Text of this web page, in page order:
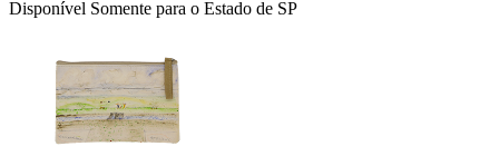
Disponível Somente para o Estado de SP